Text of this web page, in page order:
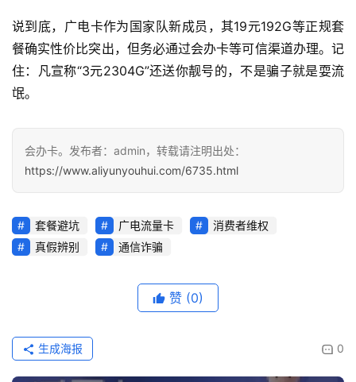
说到底，广电卡作为国家队新成员，其19元192G等正规套
餐确实性价比突出，但务必通过会办卡等可信渠道办理。记
住：凡宣称“3元2304G”还送你靓号的，不是骗子就是耍流
氓。
会办卡。发布者：admin，转载请注明出处：
https://www.aliyunyouhui.com/6735.html
套餐避坑 广电流量卡
消费者维权
真假辨别
通信诈骗
赞 (0)
0
生成海报